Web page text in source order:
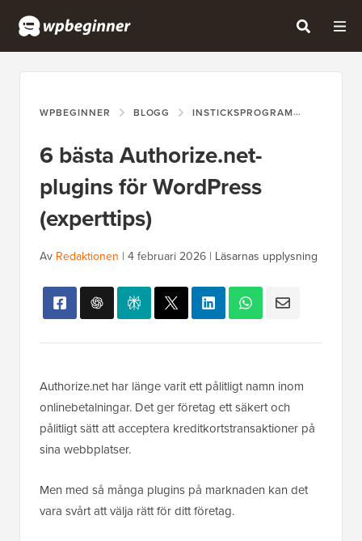
WPBEGINNER BLOGG INSTICKSPROGRAM
6 bästa Authorize.net-
plugins för WordPress
(experttips)
Av Redaktionen | 4 februari 2026 | Läsarnas upplysning
Authorize.net har länge varit ett pålitligt namn inom
onlinebetalningar. Det ger företag ett säkert och
pålitligt sätt att acceptera kreditkortstransaktioner på
sina webbplatser.
Men med så många plugins på marknaden kan det
vara svårt att välja rätt för ditt företag.